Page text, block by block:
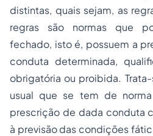
distintas, quais sejam, as
regras são normas que
fechado, isto é, possuem a
conduta determinada,
obrigatória ou proibida.
usual que se tem de
prescrição de dada conduta
à previsão das condições